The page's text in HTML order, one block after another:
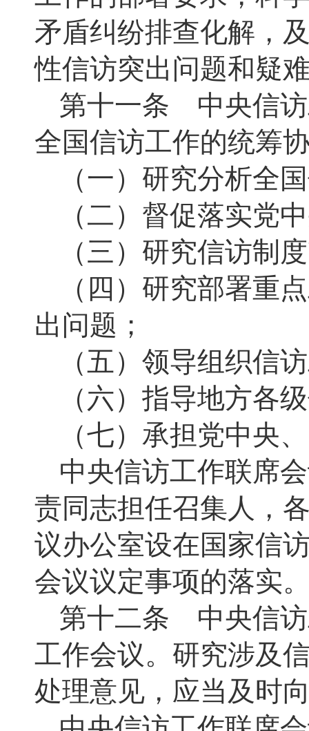
矛盾纠纷排查化解，
性信访突出问题和疑
第十一条 中央信访
全国信访工作的统筹
（一）研究分析全
（二）督促落实党
（三）研究信访制
（四）研究部署重
出问题；
（五）领导组织信
（六）指导地方各
（七）承担党中央
中央信访工作联席
责同志担任召集人，
议办公室设在国家信
会议议定事项的落实
第十二条 中央信访
工作会议。研究涉及
处理意见，应当及时